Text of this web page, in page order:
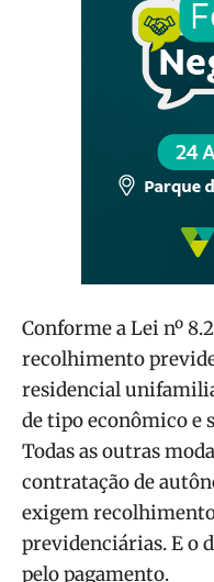
Conforme a Lei nº
recolhimento
residencial
de tipo econômico e
Todas as outras
contratação de
exigem
previdenciárias. E o
pelo pagamento.